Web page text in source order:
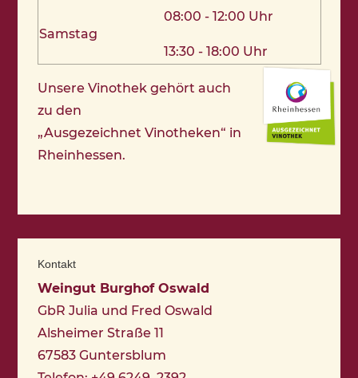
Samstag
08:00 - 12:00 Uhr
13:30 - 18:00 Uhr
Unsere Vinothek gehört auch
zu den
„Ausgezeichnet Vinotheken“ in
Rheinhessen.
Kontakt
Weingut Burghof Oswald
GbR Julia und Fred Oswald
Alsheimer Straße 11
67583 Guntersblum